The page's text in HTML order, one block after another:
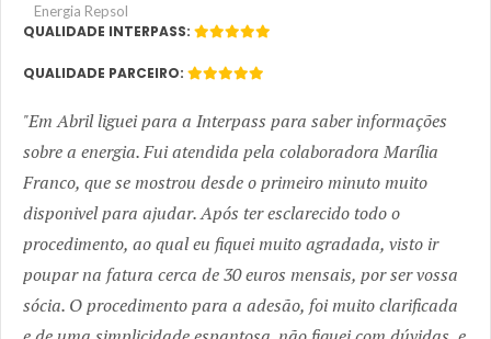
Energia Repsol
QUALIDADE INTERPASS:
QUALIDADE PARCEIRO:
Em Abril liguei para a Interpass para saber informações
sobre a energia. Fui atendida pela colaboradora Marília
Franco, que se mostrou desde o primeiro minuto muito
disponivel para ajudar. Após ter esclarecido todo o
procedimento, ao qual eu fiquei muito agradada, visto ir
poupar na fatura cerca de 30 euros mensais, por ser vossa
sócia. O procedimento para a adesão, foi muito clarificada